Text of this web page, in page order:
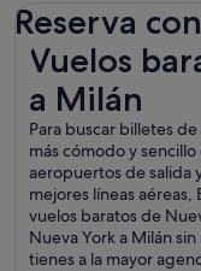
Reserva
Vuelos
a Milán
Para buscar billetes
más cómodo y
aeropuertos de salida
mejores líneas
vuelos baratos de
Nueva York a Milán
tienes a la mayor
Vuelos baratos de